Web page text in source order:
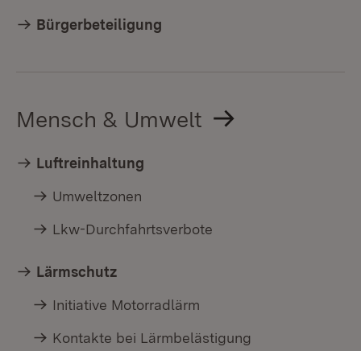
Bürgerbeteiligung
Mensch & Umwelt
Luftreinhaltung
Umweltzonen
Lkw-Durchfahrtsverbote
Lärmschutz
Initiative Motorradlärm
Kontakte bei Lärmbelästigung